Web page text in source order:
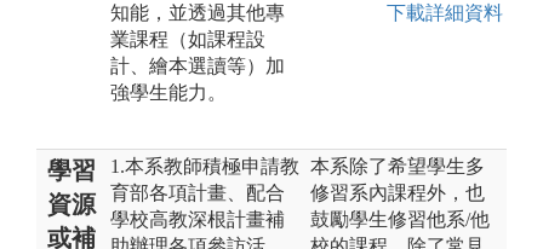
知能，並透過其他專
業課程（如課程設
計、繪本選讀等）加
強學生能力。
下載詳細資料
學習
資源
或補
1.本系教師積極申請教
育部各項計畫、配合
學校高教深根計畫補
本系除了希望學生多
修習系內課程外，也
鼓勵學生修習他系/他